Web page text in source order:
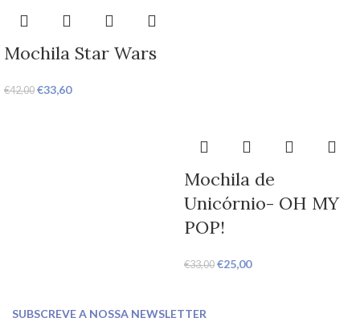
Mochila Star Wars
€42,00 €33,60
Mochila de
Unicórnio- OH MY
POP!
€33,00 €25,00
SUBSCREVE A NOSSA NEWSLETTER